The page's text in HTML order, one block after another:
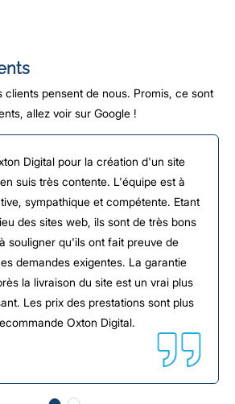
clients pensent de nous. Promis, ce sont
allez voir sur Google !
Digital pour la création d'un site
suis très contente. L'équipe est à
sympathique et compétente. Etant
des sites web, ils sont de très bons
souligner qu'ils ont fait preuve de
demandes exigentes. La garantie
la livraison du site est un vrai plus
Les prix des prestations sont plus
Oxton Digital.